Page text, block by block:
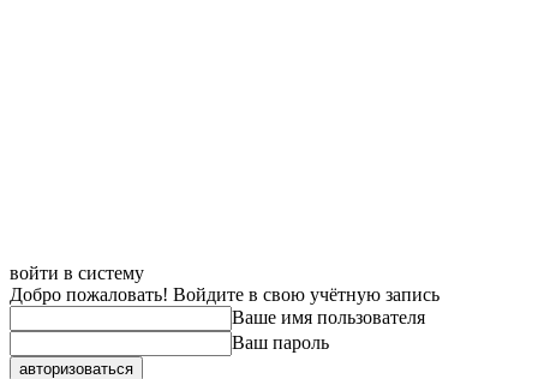
войти в систему
Добро пожаловать! Войдите в свою учётную запись
Ваше имя пользователя
Ваш пароль